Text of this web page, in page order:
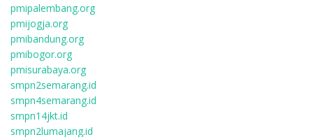
pmipalembang.org
pmijogja.org
pmibandung.org
pmibogor.org
pmisurabaya.org
smpn2semarang.id
smpn4semarang.id
smpn14jkt.id
smpn2lumajang.id